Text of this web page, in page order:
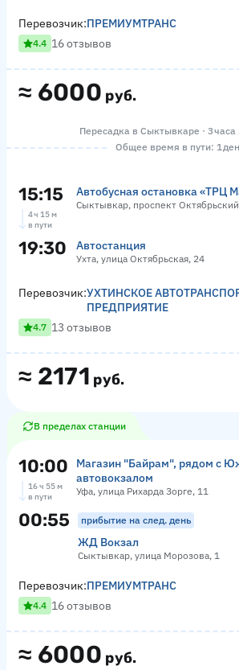
≈ 6000 руб.
Перевозчик:ПРЕМИУМТРАНС
4.4 16 отзывов
Пересадка в Сыктывкаре · 3 часа
Общее время в пути: 1
15:15 Автобусная остановка «ТРЦ
Сыктывкар, проспект Октябрьский
4 ч 15 м
в пути
19:30 Автостанция
Ухта, улица Октябрьская, 24
≈ 2171 руб.
Перевозчик:УХТИНСКОЕ
ПРЕДПРИЯТИЕ
4.7 13 отзывов
В пределах станции
10:00
Магазин "Байрам", рядом с
автовокзалом
Уфа, улица Рихарда Зорге, 11
16 ч 55 м
в пути
00:55 прибытие на след. день
ЖД Вокзал
Сыктывкар, улица Морозова, 1
≈ 6000 руб.
Перевозчик:ПРЕМИУМТРАНС
4.4 16 отзывов